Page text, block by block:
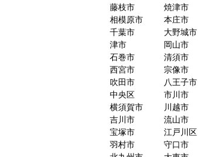
藤枝市
焼津市
相模原市
本庄市
千葉市
大野城市
津市
岡山市
石巻市
清須市
西宮市
宗像市
吹田市
八王子市
中央区
市川市
横須賀市
川越市
吉川市
流山市
宝塚市
江戸川区
羽村市
守口市